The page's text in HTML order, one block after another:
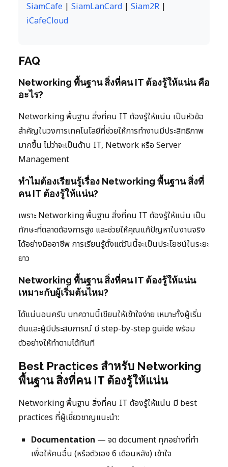
SiamCafe | SiamLanCard | Siam2R |
iCafeCloud
FAQ
Networking พื้นฐาน สิ่งที่คน IT ต้องรู้ให้แน่น คือ
อะไร?
Networking พื้นฐาน สิ่งที่คน IT ต้องรู้ให้แน่น เป็นหัวข้อ
สำคัญในวงการเทคโนโลยีที่ช่วยให้การทำงานมีประสิทธิภาพ
มากขึ้น ไม่ว่าจะเป็นด้าน IT, Network หรือ Server
Management
ทำไมต้องเรียนรู้เรื่อง Networking พื้นฐาน สิ่งที่
คน IT ต้องรู้ให้แน่น?
เพราะ Networking พื้นฐาน สิ่งที่คน IT ต้องรู้ให้แน่น เป็น
ทักษะที่ตลาดต้องการสูง และช่วยให้คุณแก้ปัญหาในงานจริง
ได้อย่างมืออาชีพ การเรียนรู้ตั้งแต่วันนี้จะเป็นประโยชน์ในระยะ
ยาว
Networking พื้นฐาน สิ่งที่คน IT ต้องรู้ให้แน่น
เหมาะกับผู้เริ่มต้นไหม?
ได้แน่นอนครับ บทความนี้เขียนให้เข้าใจง่าย เหมาะทั้งผู้เริ่ม
ต้นและผู้มีประสบการณ์ มี step-by-step guide พร้อม
ตัวอย่างให้ทำตามได้ทันที
Best Practices สำหรับ Networking
พื้นฐาน สิ่งที่คน IT ต้องรู้ให้แน่น
Networking พื้นฐาน สิ่งที่คน IT ต้องรู้ให้แน่น มี best
practices ที่ผู้เชี่ยวชาญแนะนำ:
Documentation — จด document ทุกอย่างที่ทำ
เพื่อให้คนอื่น (หรือตัวเอง 6 เดือนหลัง) เข้าใจ